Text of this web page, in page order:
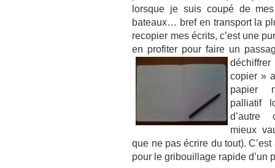
lorsque je suis coupé de
bateaux… bref en transport la
recopier mes écrits, c’est une
en profiter pour faire un
copier »
papier
palliatif
d’autre
mieux
que ne pas écrire du tout).
pour le gribouillage rapide d’un